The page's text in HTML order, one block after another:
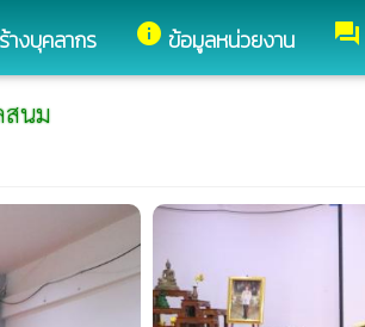
างบุคลากร info ข้อมูลหน่วยงาน forum
สนม